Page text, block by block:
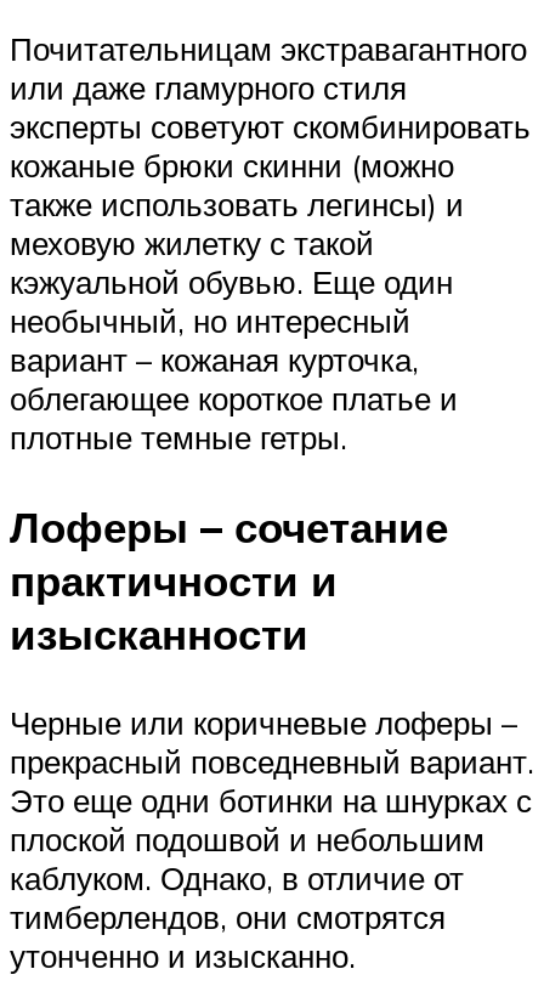
Почитательницам экстравагантного
или даже гламурного стиля
эксперты советуют скомбинировать
кожаные брюки скинни (можно
также использовать легинсы) и
меховую жилетку с такой
кэжуальной обувью. Еще один
необычный, но интересный
вариант – кожаная курточка,
облегающее короткое платье и
плотные темные гетры.
Лоферы – сочетание
практичности и
изысканности
Черные или коричневые лоферы –
прекрасный повседневный вариант.
Это еще одни ботинки на шнурках с
плоской подошвой и небольшим
каблуком. Однако, в отличие от
тимберлендов, они смотрятся
утонченно и изысканно.